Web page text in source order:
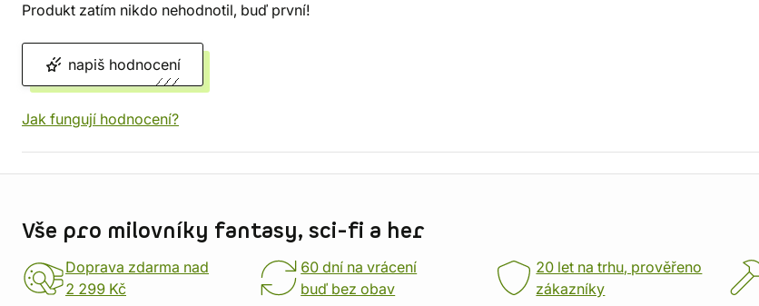
Produkt zatím nikdo nehodnotil, buď první!
napiš hodnocení
Jak fungují hodnocení?
Vše pro milovníky fantasy, sci-fi a her
Doprava zdarma nad
2 299 Kč
60 dní na vrácení
buď bez obav
20 let na trhu, prověřeno
zákazníky